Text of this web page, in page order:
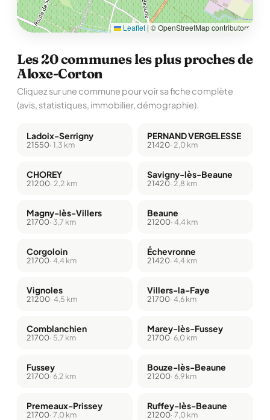
Leaflet | © OpenStreetMap contributors
Les 20 communes les plus proches de
Aloxe-Corton
Cliquez sur une commune pour voir sa fiche complète
(avis, statistiques, immobilier, démographie).
Ladoix-Serrigny
21550· 1,3 km
PERNAND VERGELESSE
21420· 2,0 km
CHOREY
21200· 2,2 km
Savigny-lès-Beaune
21420· 2,8 km
Magny-lès-Villers
21700· 3,7 km
Beaune
21200· 4,4 km
Corgoloin
21700· 4,4 km
Échevronne
21420· 4,4 km
Vignoles
21200· 4,5 km
Villers-la-Faye
21700· 4,6 km
Comblanchien
21700· 5,7 km
Marey-lès-Fussey
21700· 6,0 km
Fussey
21700· 6,2 km
Bouze-lès-Beaune
21200· 6,9 km
Premeaux-Prissey
21700· 7,0 km
Ruffey-lès-Beaune
21200· 7,0 km